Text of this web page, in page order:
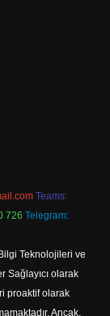
Teams:
726 Telegram:
Teknolojileri ve
Sağlayıcı olarak
proaktif olarak
Ancak,